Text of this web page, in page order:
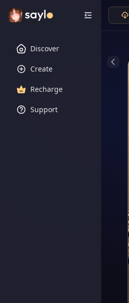
Discover
Create
Recharge
Support